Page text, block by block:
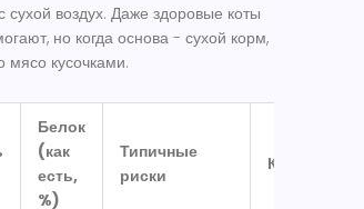
воздух. Даже здоровые коты
но когда основа - сухой корм,
мясо кусочками.
Белок
(как
есть,
%)
Типичные
риски
Комментарий